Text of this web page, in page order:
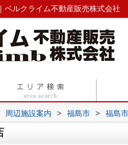
ベルクライム不動産販売株式会社
周辺施設案内 > 福島市 > 福島